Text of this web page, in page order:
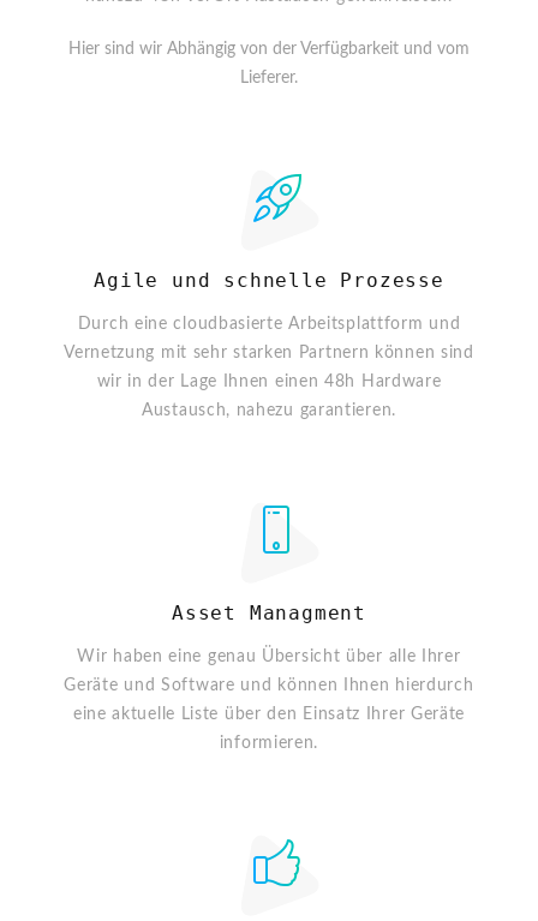
Hier sind wir Abhängig von der Verfügbarkeit und vom
Lieferer.
Agile und schnelle Prozesse
Durch eine cloudbasierte Arbeitsplattform und
Vernetzung mit sehr starken Partnern können sind
wir in der Lage Ihnen einen 48h Hardware
Austausch, nahezu garantieren.
Asset Managment
Wir haben eine genau Übersicht über alle Ihrer
Geräte und Software und können Ihnen hierdurch
eine aktuelle Liste über den Einsatz Ihrer Geräte
informieren.